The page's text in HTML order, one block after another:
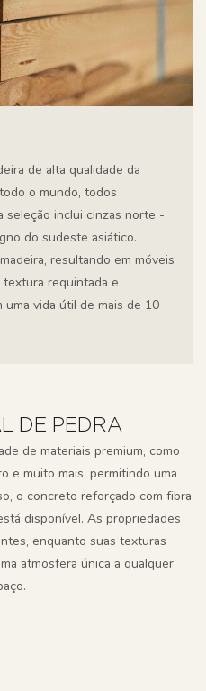
de alta qualidade da
o mundo, todos
seleção inclui cinzas norte -
do sudeste asiático.
resultando em móveis
textura requintada e
uma vida útil de mais de 10
DE PEDRA
de materiais premium, como
e muito mais, permitindo uma
o concreto reforçado com fibra
disponível. As propriedades
enquanto suas texturas
atmosfera única a qualquer